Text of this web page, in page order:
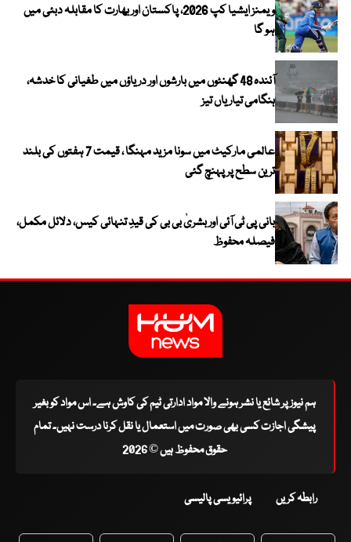
ویمنز ایشیا کپ 2026، پاکستان اور بھارت کا مقابلہ دبئی میں
ہو گا
آئندہ 48 گھنٹوں میں بارشوں اور دریاؤں میں طغیانی کا خدشہ،
ہنگامی تیاریاں تیز
عالمی مارکیٹ میں سونا مزید مہنگا ، قیمت 7 ہفتوں کی بلند
ترین سطح پر پہنچ گئی
بانی پی ٹی آئی اور بشریٰ بی بی کی قیدِ تنہائی کیس، دلائل مکمل،
فیصلہ محفوظ
ہم نیوز پر شائع یا نشر ہونے والا مواد ادارتی ٹیم کی کاوش ہے۔ اس مواد کو بغیر
پیشگی اجازت کسی بھی صورت میں استعمال یا نقل کرنا درست نہیں۔ تمام
حقوق محفوظ ہیں © 2026
رابطہ کریں پرائیویسی پالیسی